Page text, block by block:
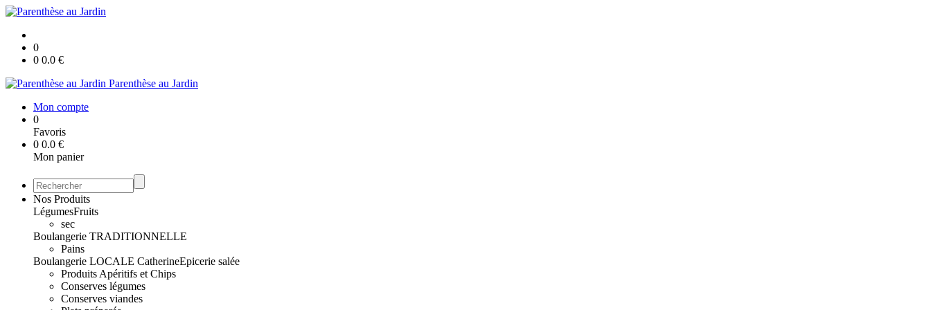
0
0 0.0 €
Parenthèse au Jardin
Mon compte
0
Favoris
0 0.0 €
Mon panier
Nos Produits
LégumesFruits
sec
Boulangerie TRADITIONNELLE
Pains
Boulangerie LOCALE CatherineEpicerie salée
Produits Apéritifs et Chips
Conserves légumes
Conserves viandes